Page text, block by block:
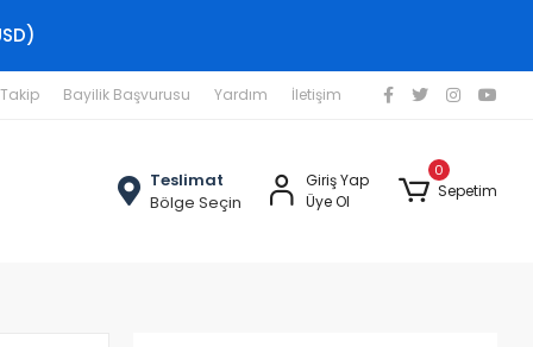
Bayilik Başvurusu Yardım İletişim
Teslimat
Bölge Seçin
Giriş Yap
Üye Ol
0
Sepetim